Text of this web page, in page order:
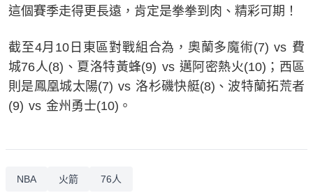
這個賽季走得更長遠，肯定是拳拳到肉、精彩可期！
截至4月10日東區對戰組合為，奧蘭多魔術(7) vs 費
城76人(8)、夏洛特黃蜂(9) vs 邁阿密熱火(10)；西區
則是鳳凰城太陽(7) vs 洛杉磯快艇(8)、波特蘭拓荒者
(9) vs 金州勇士(10)。
NBA 火箭 76人